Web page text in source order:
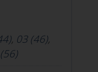
, 03 (46),